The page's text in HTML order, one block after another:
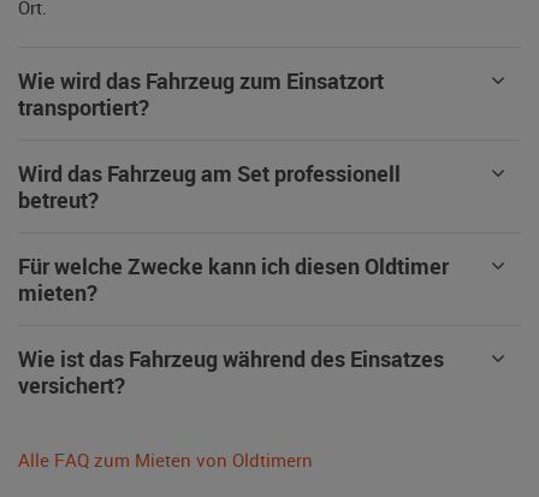
Ort.
Wie wird das Fahrzeug zum Einsatzort
transportiert?
Wird das Fahrzeug am Set professionell
betreut?
Für welche Zwecke kann ich diesen Oldtimer
mieten?
Wie ist das Fahrzeug während des Einsatzes
versichert?
Alle FAQ zum Mieten von Oldtimern